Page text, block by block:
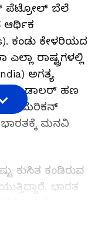
ಪೆಟ್ರೋಲ್ ಬೆಲೆ
ಆರ್ಥಿಕ
ಕಂಡು ಕೇಳರಿಯದ
ರಾಷ್ಟ್ರಗಳಲ್ಲಿ
ಅಗತ್ಯ
ಡಾಲರ್ ಹಣ
ಅಮೆರಿಕನ್
ಮನವಿ
ಕುಸಿತ ಕಂಡಿರುವ
ಭಾರತ